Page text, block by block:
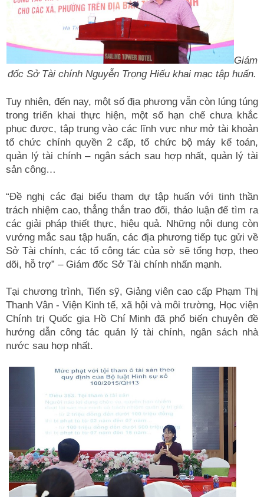
Giám
đốc Sở Tài chính Nguyễn Trọng Hiếu khai mạc tập huấn.
Tuy nhiên, đến nay, một số địa phương vẫn còn lúng túng
trong triển khai thực hiện, một số hạn chế chưa khắc
phục được, tập trung vào các lĩnh vực như mở tài khoản
tổ chức chính quyền 2 cấp, tổ chức bộ máy kế toán,
quản lý tài chính – ngân sách sau hợp nhất, quản lý tài
sản công…
“Đề nghị các đại biểu tham dự tập huấn với tinh thần
trách nhiệm cao, thẳng thắn trao đổi, thảo luận để tìm ra
các giải pháp thiết thực, hiệu quả. Những nội dung còn
vướng mắc sau tập huấn, các địa phương tiếp tục gửi về
Sở Tài chính, các tổ công tác của sở sẽ tổng hợp, theo
dõi, hỗ trợ” – Giám đốc Sở Tài chính nhấn mạnh.
Tại chương trình, Tiến sỹ, Giảng viên cao cấp Phạm Thị
Thanh Vân - Viện Kinh tế, xã hội và môi trường, Học viện
Chính trị Quốc gia Hồ Chí Minh đã phổ biến chuyên đề
hướng dẫn công tác quản lý tài chính, ngân sách nhà
nước sau hợp nhất.